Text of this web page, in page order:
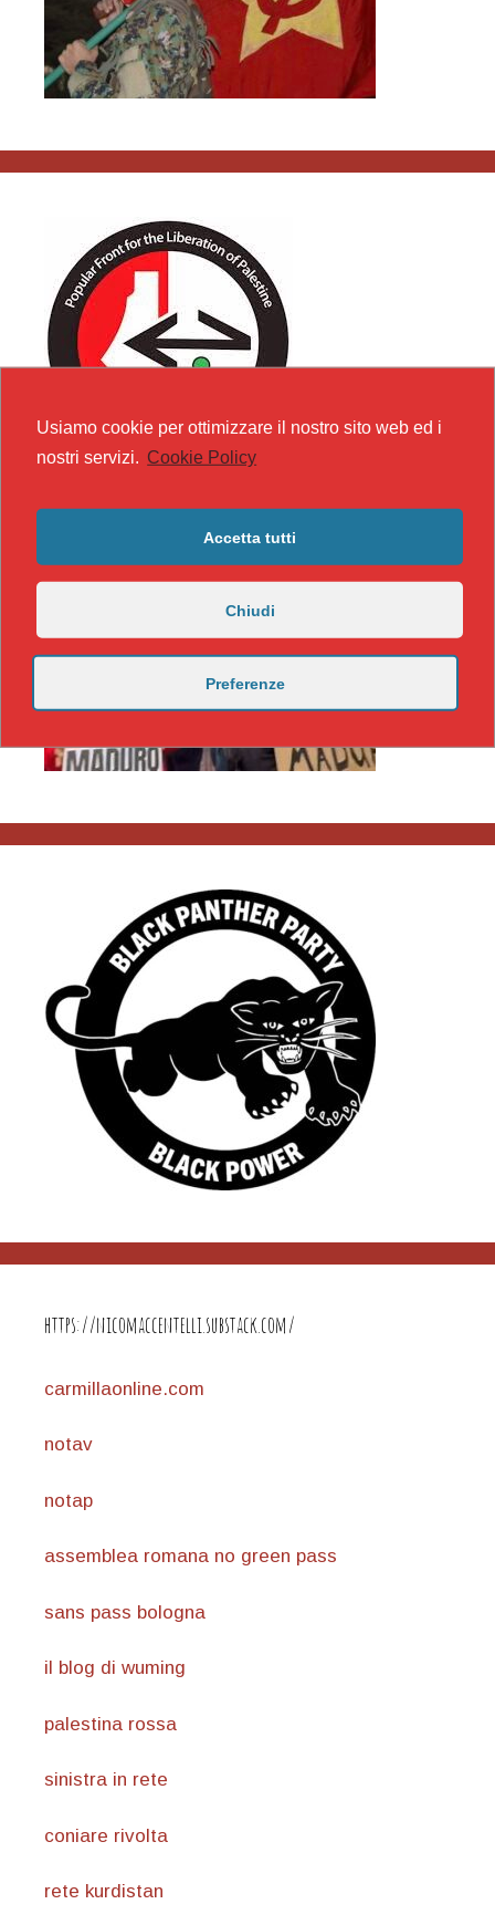
https://nicomaccentelli.substack.com/
carmillaonline.com
notav
notap
assemblea romana no green pass
sans pass bologna
il blog di wuming
palestina rossa
sinistra in rete
coniare rivolta
rete kurdistan
Usiamo cookie per ottimizzare il nostro sito web ed i
nostri servizi. Cookie Policy
Accetta tutti
Chiudi
Preferenze